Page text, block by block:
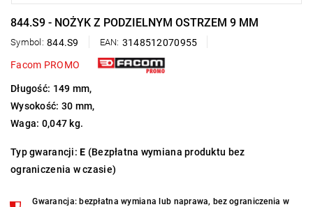
844.S9 - NOŻYK Z PODZIELNYM OSTRZEM 9 MM
Symbol: 844.S9 EAN: 3148512070955
Facom PROMO
Długość: 149 mm,
Wysokość: 30 mm,
Waga: 0,047 kg.
Typ gwarancji:E (Bezpłatna wymiana produktu bez
ograniczenia w czasie)
Gwarancja: bezpłatna wymiana lub naprawa, bez ograniczenia w